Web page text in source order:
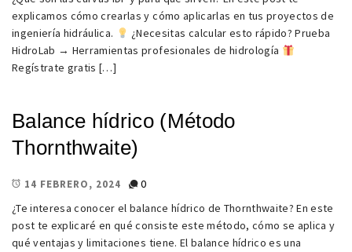
explicamos cómo crearlas y cómo aplicarlas en tus proyectos de
ingeniería hidráulica.
¿Necesitas calcular esto rápido? Prueba
HidroLab → Herramientas profesionales de hidrología
Regístrate gratis […]
Balance hídrico (Método
Thornthwaite)
14 FEBRERO, 2024
0
¿Te interesa conocer el balance hídrico de Thornthwaite? En este
post te explicaré en qué consiste este método, cómo se aplica y
qué ventajas y limitaciones tiene. El balance hídrico es una